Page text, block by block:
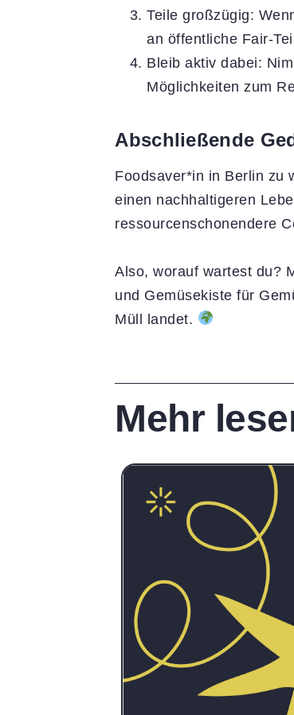
Teile großzügig:
an öffentliche Fair-
Bleib aktiv dabei:
Möglichkeiten zum
Abschließende
Foodsaver*in in Berlin zu
einen nachhaltigeren
ressourcenschonendere
Also, worauf wartest du?
und Gemüsekiste für
Müll landet.
Mehr